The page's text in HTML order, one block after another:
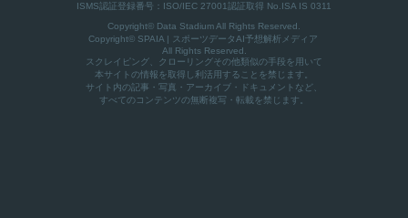
ISMS認証登録番号：ISO/IEC 27001認証取得 No.ISA IS 0311
Copyright© Data Stadium All Rights Reserved.
Copyright© SPAIA | スポーツデータAI予想解析メディア
All Rights Reserved.
スクレイピング、クローリングその他類似の手段を用いて
本サイトの情報を取得し利活用することを禁じます。
サイト内の記事・写真・アーカイブ・ドキュメントなど、
すべてのコンテンツの無断複写・転載を禁じます。